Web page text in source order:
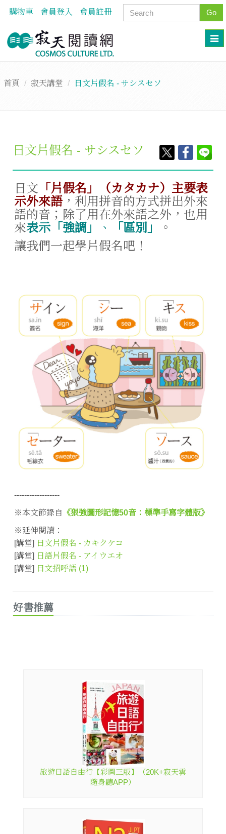
Go
購物車 會員登入 會員註冊
首頁 寂天講堂 日文片假名 - サシスセソ
日文片假名 - サシスセソ
日文 「片假名」（カタカナ）主要表
示外來語，利用拼音的方式拼出外來
語的音；除了用在外來語之外，也用
來表示「強調」 、 「區別」
。
讓我們一起學片假名吧！
------------------
※本文節錄自 《狠強圖形記憶50音：標準手寫字體版》
※延伸閱讀：
[講堂] 日文片假名 - カキクケコ
[講堂] 日語片假名 - アイウエオ
[講堂] 日文招呼語 (1)
好書推薦
旅遊日語自由行【彩圖三版】（20K+寂天雲
隨身聽APP）